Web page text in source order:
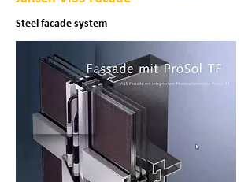
Steel facade system